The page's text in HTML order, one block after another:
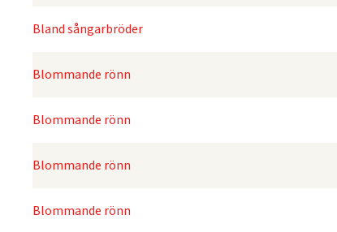
Bland sångarbröder
Blommande rönn
Blommande rönn
Blommande rönn
Blommande rönn